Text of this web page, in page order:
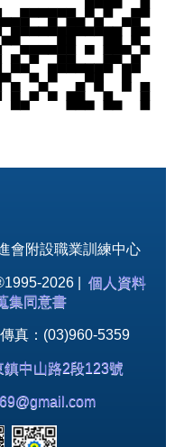
會附設職業訓練中心
2026 | 個人資料
集同意書
真：(03)960-5359
鎮中山路2段123號